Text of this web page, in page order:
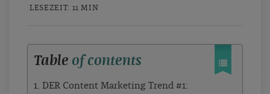
LESEZEIT: 11 MIN
Table of contents
1. DER Content Marketing Trend #1: